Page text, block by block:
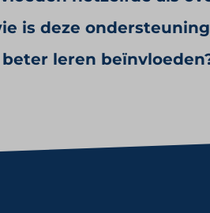
is deze
leren